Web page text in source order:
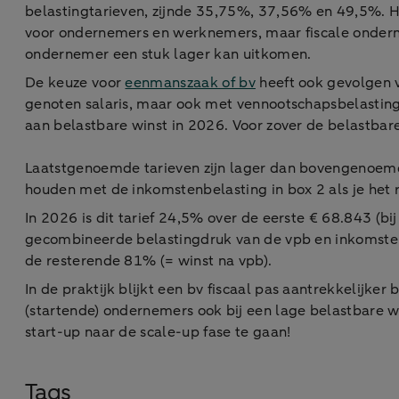
belastingtarieven, zijnde 35,75%, 37,56% en 49,5%.
voor ondernemers en werknemers, maar fiscale
ondernemer een stuk lager kan uitkomen.
De keuze vooreenmanszaak of bvheeft ook gevolgen
genoten salaris, maar ook met
aan belastbare winst in 2026. Voor zover de
Laatstgenoemde tarieven zijn lager dan
houden met de inkomstenbelasting in box 2 als je
In 2026 is dit tarief 24,5% over de eerste € 68.843
gecombineerde belastingdruk van de vpb en
de resterende 81% (= winst na vpb).
In de praktijk blijkt een bv fiscaal pas aantrekkelijker
(startende) ondernemers ook bij een lage belastbare
start-up naar de scale-up fase te gaan!
Tags